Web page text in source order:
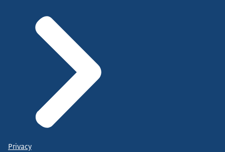
Privacy